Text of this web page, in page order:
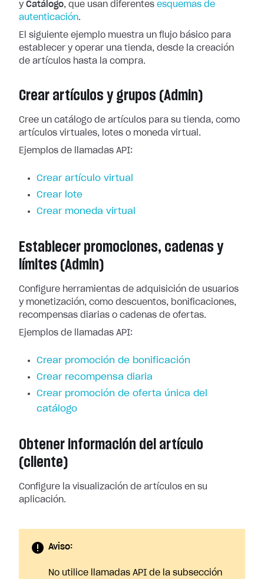
y Catálogo, que usan diferentes esquemas de
autenticación.
El siguiente ejemplo muestra un flujo básico para
establecer y operar una tienda, desde la creación
de artículos hasta la compra.
Crear artículos y grupos (Admin)
Cree un catálogo de artículos para su tienda, como
artículos virtuales, lotes o moneda virtual.
Ejemplos de llamadas API:
Crear artículo virtual
Crear lote
Crear moneda virtual
Establecer promociones, cadenas y
límites (Admin)
Configure herramientas de adquisición de usuarios
y monetización, como descuentos, bonificaciones,
recompensas diarias o cadenas de ofertas.
Ejemplos de llamadas API:
Crear promoción de bonificación
Crear recompensa diaria
Crear promoción de oferta única del
catálogo
Obtener información del artículo
(cliente)
Configure la visualización de artículos en su
aplicación.
Aviso:
No utilice llamadas API de la subsección